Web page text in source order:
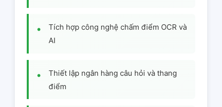
Tích hợp công nghệ chấm điểm OCR và
AI
Thiết lập ngân hàng câu hỏi và thang
điểm